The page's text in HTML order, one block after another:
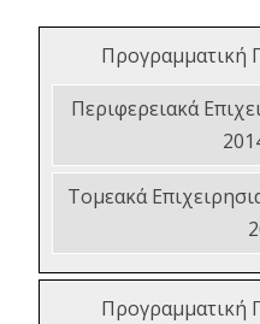
Προγραμματική
Περιφερειακά
Τομεακά
Προγραμματική